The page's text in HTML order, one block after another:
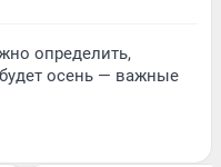
определить,
осень — важные